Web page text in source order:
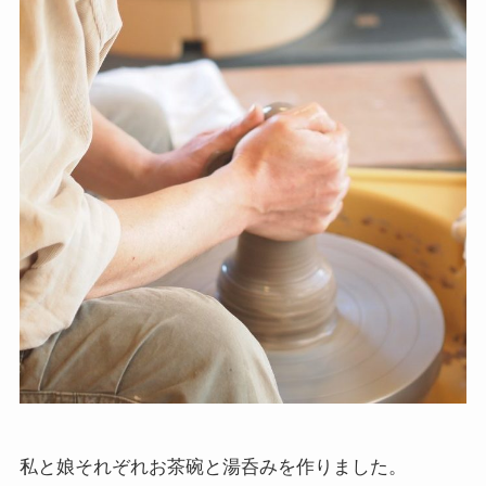
私と娘それぞれお茶碗と湯呑みを作りました。